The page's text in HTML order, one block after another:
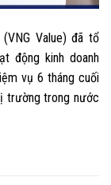
Value) đã tổ
động kinh doanh
vụ 6 tháng cuối
trường trong nước